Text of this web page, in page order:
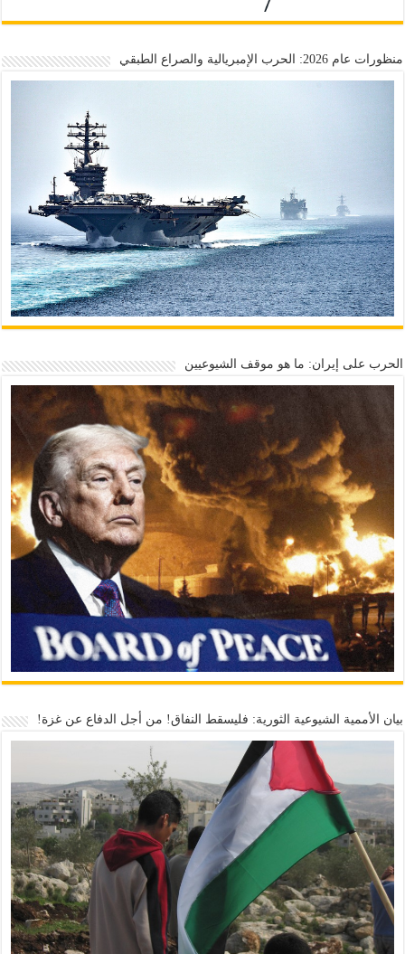
منظورات عام 2026: الحرب الإمبريالية والصراع الطبقي
الحرب على إيران: ما هو موقف الشيوعيين
بيان الأممية الشيوعية الثورية: فليسقط النفاق! من أجل الدفاع عن غزة!